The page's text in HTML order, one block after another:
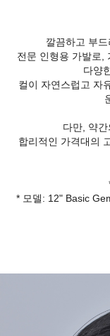
깔끔하고 부
전문 인형용 가발로,
다양
컬이 자연스럽고 자
다만, 약
합리적인 가격대의
* 모델: 12" Basic